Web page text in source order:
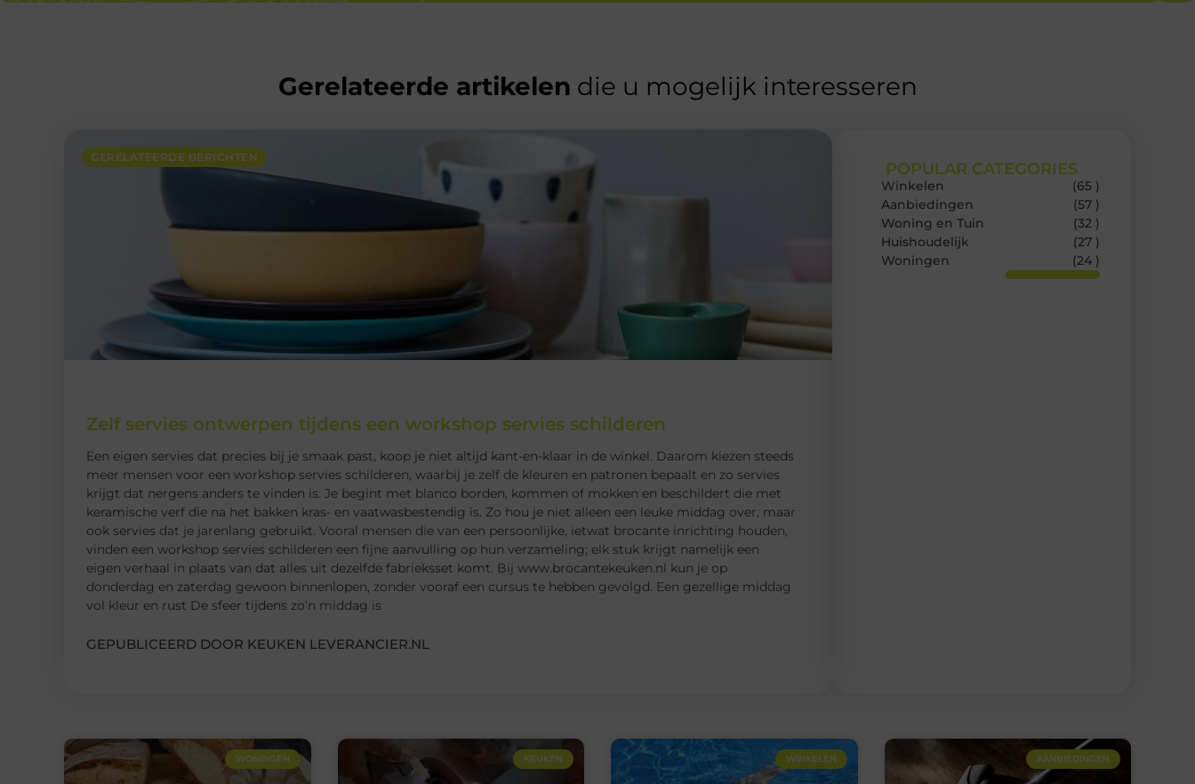
Gerelateerde artikelen die u mogelijk interesseren
GERELATEERDE BERICHTEN
Zelf servies ontwerpen tijdens een workshop servies schilderen
Een eigen servies dat precies bij je smaak past, koop je niet altijd kant-en-klaar in de winkel. Daarom kiezen steeds
meer mensen voor een workshop servies schilderen, waarbij je zelf de kleuren en patronen bepaalt en zo servies
krijgt dat nergens anders te vinden is. Je begint met blanco borden, kommen of mokken en beschildert die met
keramische verf die na het bakken kras- en vaatwasbestendig is. Zo hou je niet alleen een leuke middag over, maar
ook servies dat je jarenlang gebruikt. Vooral mensen die van een persoonlijke, ietwat brocante inrichting houden,
vinden een workshop servies schilderen een fijne aanvulling op hun verzameling; elk stuk krijgt namelijk een
eigen verhaal in plaats van dat alles uit dezelfde fabrieksset komt. Bij www.brocantekeuken.nl kun je op
donderdag en zaterdag gewoon binnenlopen, zonder vooraf een cursus te hebben gevolgd. Een gezellige middag
vol kleur en rust De sfeer tijdens zo’n middag is
GEPUBLICEERD DOOR KEUKEN LEVERANCIER.NL
POPULAR CATEGORIES
Winkelen
(65 )
Aanbiedingen
(57 )
Woning en Tuin
(32 )
Huishoudelijk
(27 )
Woningen
(24 )
WONINGEN KEUKEN WINKELEN AANBIEDINGEN